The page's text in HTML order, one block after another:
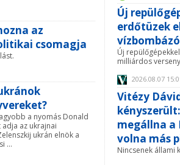
az
csomagja
a nyomás Donald
az ukrajnai
ukrán elnök a
...
Új
erdőtüzek
Új
milliárdos
2026.08.07
Vitézy
megállna a
volna más
Nincsenek állami